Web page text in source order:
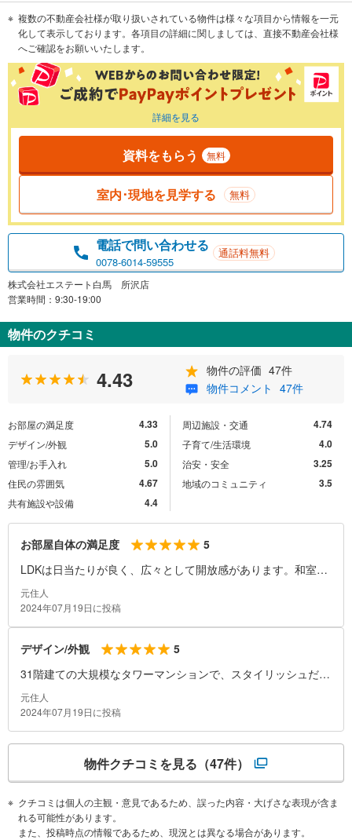
複数の不動産会社様が取り扱いされている物件は様々な項目から情報を一元
化して表示しております。各項目の詳細に関しましては、直接不動産会社様
へご確認をお願いいたします。
詳細を見る
資料をもらう 無料
室内･現地を見学する 無料
電話で問い合わせる
0078-6014-59555
通話料無料
株式会社エステート白馬 所沢店
営業時間：9:30-19:00
物件のクチコミ
4.43 物件の評価 47件
物件コメント 47件
お部屋の満足度 4.33
デザイン/外観 5.0
管理/お手入れ 5.0
住民の雰囲気 4.67
共有施設や設備 4.4
周辺施設・交通 4.74
子育て/生活環境 4.0
治安・安全 3.25
地域のコミュニティ 3.5
お部屋自体の満足度
5
LDKは日当たりが良く、広々として開放感があります。和室と
隣接しているので使いやすいです。
元住人
2024年07月19日に投稿
デザイン/外観
5
31階建ての大規模なタワーマンションで、スタイリッシュだと
感じます。
元住人
2024年07月19日に投稿
物件クチコミを見る （47件）
クチコミは個人の主観・意見であるため、誤った内容・大げさな表現が含ま
れる可能性があります。
また、投稿時点の情報であるため、現況とは異なる場合があります。